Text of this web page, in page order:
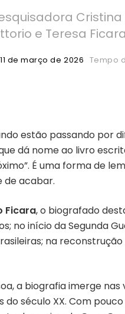
e Teresa
11 de março de 2026 Tempo
estão passando por
dá nome ao livro
É uma forma de
de acabar.
Ficara, o biografado
no início da Segunda
na
a biografia imerge
século XX. Com